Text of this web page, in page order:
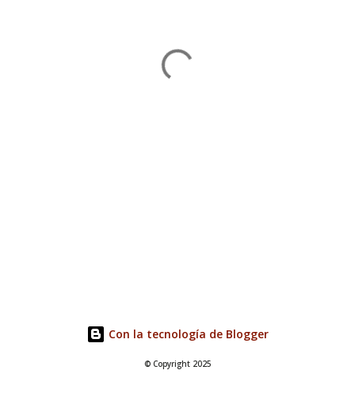
Con la tecnología de Blogger
© Copyright 2025